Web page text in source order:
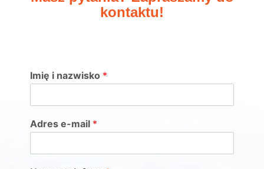
kontaktu!
Imię i nazwisko *
Adres e-mail *